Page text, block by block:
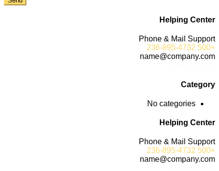
Helping Center
Phone & Mail Support
+500 236-895-4732
name@company.com
Category
No categories
Helping Center
Phone & Mail Support
+500 236-895-4732
name@company.com